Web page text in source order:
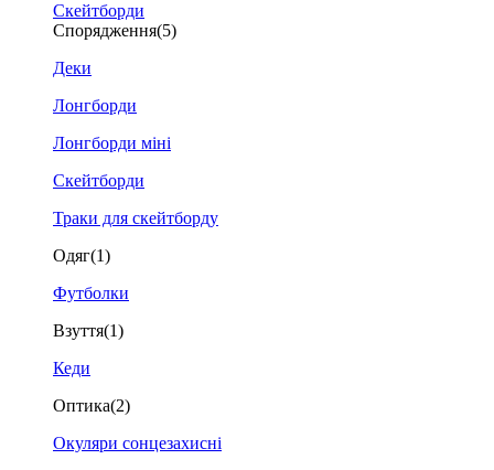
Скейтборди
Спорядження(5)
Деки
Лонгборди
Лонгборди міні
Скейтборди
Траки для скейтборду
Одяг(1)
Футболки
Взуття(1)
Кеди
Оптика(2)
Окуляри сонцезахисні